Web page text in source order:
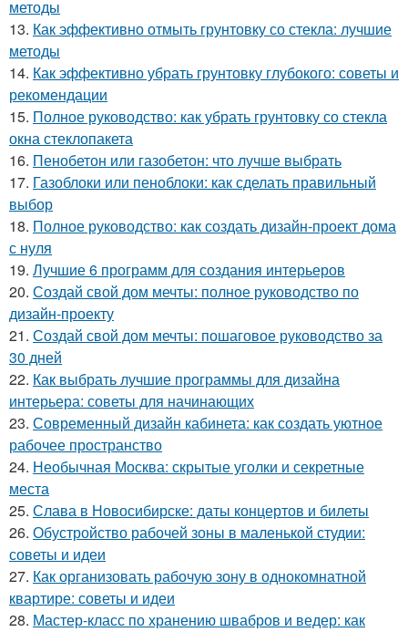
методы
13. Как эффективно отмыть грунтовку со стекла: лучшие
методы
14. Как эффективно убрать грунтовку глубокого: советы и
рекомендации
15. Полное руководство: как убрать грунтовку со стекла
окна стеклопакета
16. Пенобетон или газобетон: что лучше выбрать
17. Газоблоки или пеноблоки: как сделать правильный
выбор
18. Полное руководство: как создать дизайн-проект дома
с нуля
19. Лучшие 6 программ для создания интерьеров
20. Создай свой дом мечты: полное руководство по
дизайн-проекту
21. Создай свой дом мечты: пошаговое руководство за
30 дней
22. Как выбрать лучшие программы для дизайна
интерьера: советы для начинающих
23. Современный дизайн кабинета: как создать уютное
рабочее пространство
24. Необычная Москва: скрытые уголки и секретные
места
25. Слава в Новосибирске: даты концертов и билеты
26. Обустройство рабочей зоны в маленькой студии:
советы и идеи
27. Как организовать рабочую зону в однокомнатной
квартире: советы и идеи
28. Мастер-класс по хранению швабров и ведер: как